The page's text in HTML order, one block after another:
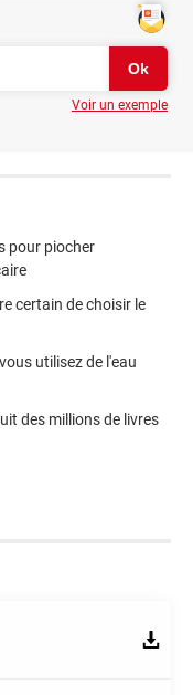
Voir un exemple
pour piocher
certain de choisir le
utilisez de l'eau
des millions de livres